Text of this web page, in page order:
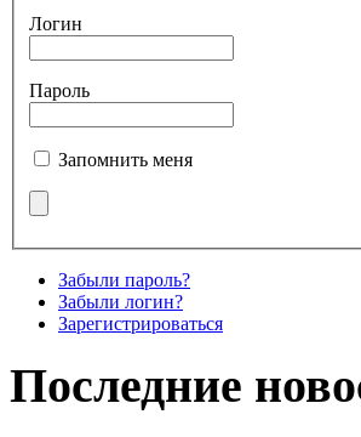
Логин
Пароль
Запомнить меня
Забыли пароль?
Забыли логин?
Зарегистрироваться
Последние